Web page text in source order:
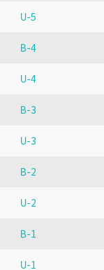
U-5
B-4
U-4
B-3
U-3
B-2
U-2
B-1
U-1